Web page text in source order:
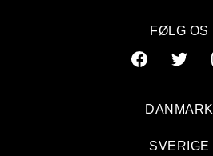
FØLG OS
DANMARK
SVERIGE